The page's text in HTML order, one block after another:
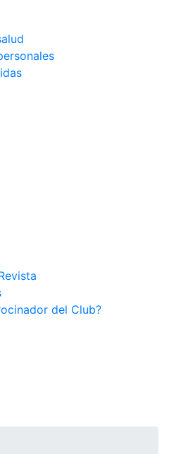
del Club?